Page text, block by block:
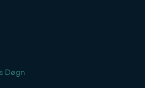
Døgn